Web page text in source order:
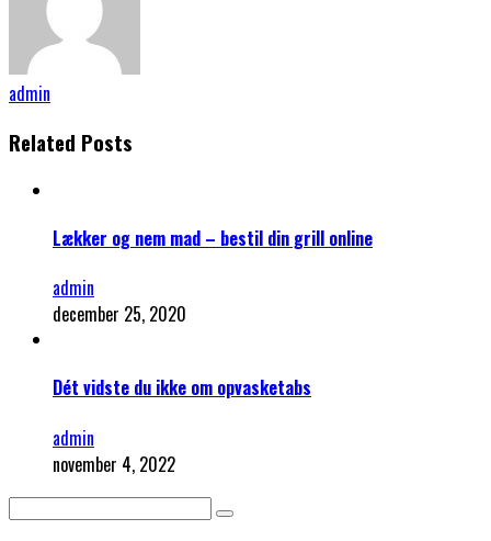
admin
Related Posts
Lækker og nem mad – bestil din grill online
admin
december 25, 2020
Dét vidste du ikke om opvasketabs
admin
november 4, 2022